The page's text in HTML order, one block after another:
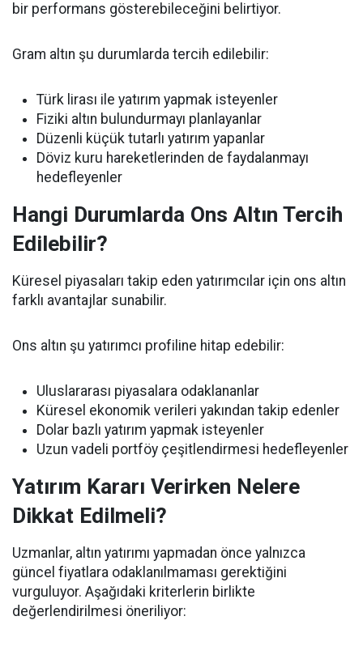
bir performans gösterebileceğini belirtiyor.
Gram altın şu durumlarda tercih edilebilir:
Türk lirası ile yatırım yapmak isteyenler
Fiziki altın bulundurmayı planlayanlar
Düzenli küçük tutarlı yatırım yapanlar
Döviz kuru hareketlerinden de faydalanmayı
hedefleyenler
Hangi Durumlarda Ons Altın Tercih
Edilebilir?
Küresel piyasaları takip eden yatırımcılar için ons altın
farklı avantajlar sunabilir.
Ons altın şu yatırımcı profiline hitap edebilir:
Uluslararası piyasalara odaklananlar
Küresel ekonomik verileri yakından takip edenler
Dolar bazlı yatırım yapmak isteyenler
Uzun vadeli portföy çeşitlendirmesi hedefleyenler
Yatırım Kararı Verirken Nelere
Dikkat Edilmeli?
Uzmanlar, altın yatırımı yapmadan önce yalnızca
güncel fiyatlara odaklanılmaması gerektiğini
vurguluyor. Aşağıdaki kriterlerin birlikte
değerlendirilmesi öneriliyor: